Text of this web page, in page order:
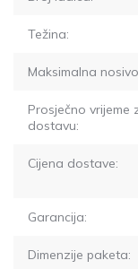
Težina:
Maksimalna
Prosječno vrijeme
dostavu:
Cijena dostave:
Garancija:
Dimenzije paketa: